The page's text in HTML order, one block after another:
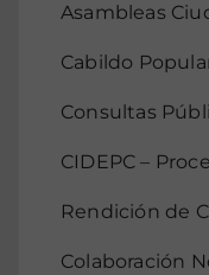
Asambleas
Cabildo
Consultas
CIDEPC –
Rendición de
Colaboración